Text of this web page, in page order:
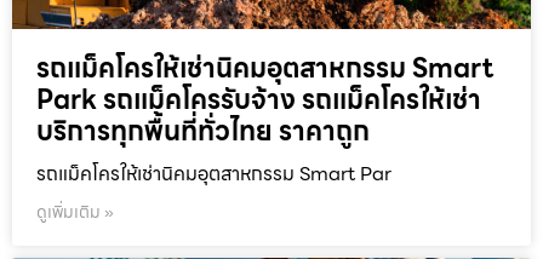
รถแม็คโครให้เช่านิคมอุตสาหกรรม Smart
Park รถแม็คโครรับจ้าง รถแม็คโครให้เช่า
บริการทุกพื้นที่ทั่วไทย ราคาถูก
รถแม็คโครให้เช่านิคมอุตสาหกรรม Smart Par
ดูเพิ่มเติม »